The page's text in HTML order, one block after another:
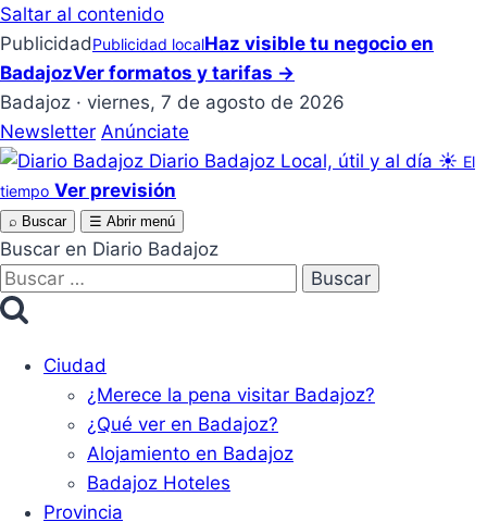
Saltar al contenido
PublicidadPublicidad localHaz visible tu negocio en
BadajozVer formatos y tarifas →
Badajoz · viernes, 7 de agosto de 2026
Newsletter Anúnciate
Diario Badajoz Local, útil y al día ☀ El
tiempo Ver previsión
⌕ Buscar ☰ Abrir menú
Buscar en Diario Badajoz
Buscar:
Ciudad
¿Merece la pena visitar Badajoz?
¿Qué ver en Badajoz?
Alojamiento en Badajoz
Badajoz Hoteles
Provincia